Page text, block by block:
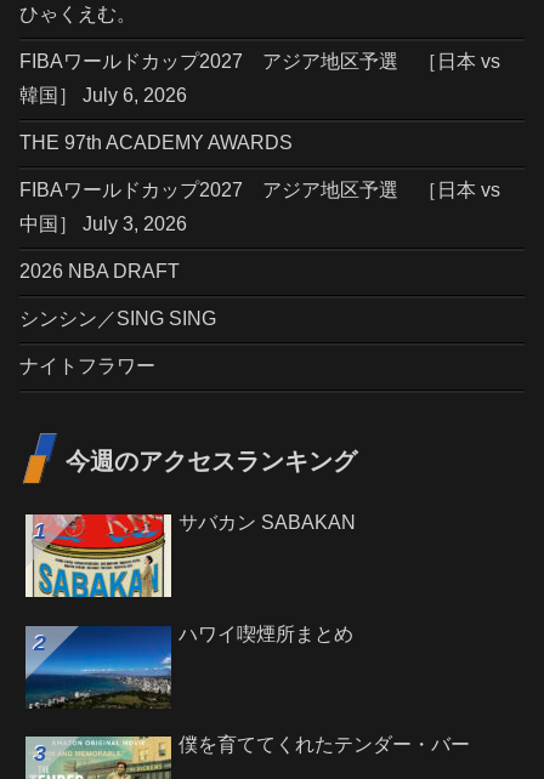
ひゃくえむ。
FIBAワールドカップ2027 アジア地区予選 ［日本 vs
韓国］ July 6, 2026
THE 97th ACADEMY AWARDS
FIBAワールドカップ2027 アジア地区予選 ［日本 vs
中国］ July 3, 2026
2026 NBA DRAFT
シンシン／SING SING
ナイトフラワー
今週のアクセスランキング
サバカン SABAKAN
ハワイ喫煙所まとめ
僕を育ててくれたテンダー・バー